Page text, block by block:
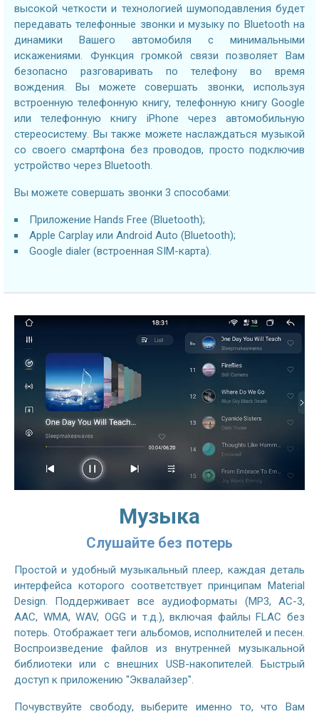
высокой четкости и технологией шумоподавления будет
передавать телефонные звонки и музыку по Bluetooth на
динамики Вашего автомобиля с минимальными
искажениями. Функция громкой связи позволяет Вам
безопасно разговаривать по телефону во время
вождения. Вы можете совершать звонки, используя
встроенную телефонную книгу, телефонную книгу Google
или телефонную книгу iPhone через автомобильную
стереосистему. Вы также можете наслаждаться музыкой
со своего смартфона без проводов, просто подключив
устройство через Bluetooth.
Вы можете совершать звонки 3 способами:
Приложение Hands Free (Bluetooth);
Apple Carplay или Android Auto (Bluetooth);
Google dialer (встроенная SIM-карта).
Музыка
Слушайте без потерь
Простой и удобный музыкальный плеер, каждая деталь
интерфейса которого соответствует принципам Material
Design. Поддерживает все аудиоформаты (MP3, AC-3,
AAC, WMA, WAV, OGG и т.д.), включая файлы FLAC без
потерь. Отображает теги альбомов, исполнителей и песен.
Воспроизведение файлов из внутренней музыкальной
библиотеки или с внешних USB-накопителей. Быстрый
доступ к приложению "Эквалайзер".
Почувствуйте свободу, выберите именно то, что Вам